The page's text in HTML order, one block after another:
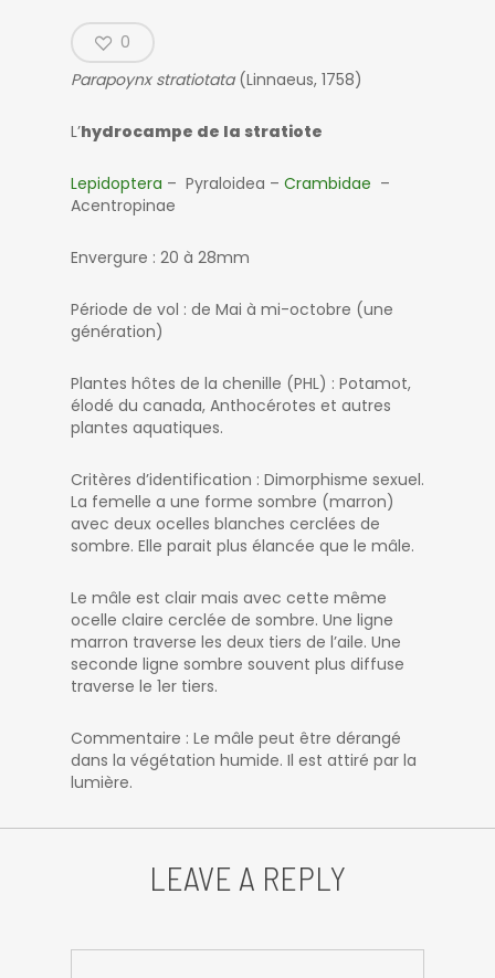
0
Parapoynx stratiotata (Linnaeus, 1758)
L’hydrocampe de la stratiote
Lepidoptera – Pyraloidea – Crambidae –
Acentropinae
Envergure : 20 à 28mm
Période de vol : de Mai à mi-octobre (une
génération)
Plantes hôtes de la chenille (PHL) : Potamot,
élodé du canada, Anthocérotes et autres
plantes aquatiques.
Critères d’identification : Dimorphisme sexuel.
La femelle a une forme sombre (marron)
avec deux ocelles blanches cerclées de
sombre. Elle parait plus élancée que le mâle.
Le mâle est clair mais avec cette même
ocelle claire cerclée de sombre. Une ligne
marron traverse les deux tiers de l’aile. Une
seconde ligne sombre souvent plus diffuse
traverse le 1er tiers.
Commentaire : Le mâle peut être dérangé
dans la végétation humide. Il est attiré par la
lumière.
LEAVE A REPLY